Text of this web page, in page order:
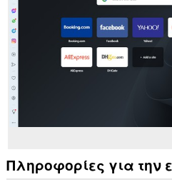
Πληροφορίες για την